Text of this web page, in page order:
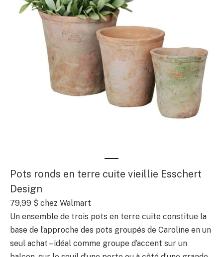
Pots ronds en terre cuite vieillie Esschert
Design
79,99 $ chez Walmart
Un ensemble de trois pots en terre cuite constitue la
base de l’approche des pots groupés de Caroline en un
seul achat – idéal comme groupe d’accent sur un